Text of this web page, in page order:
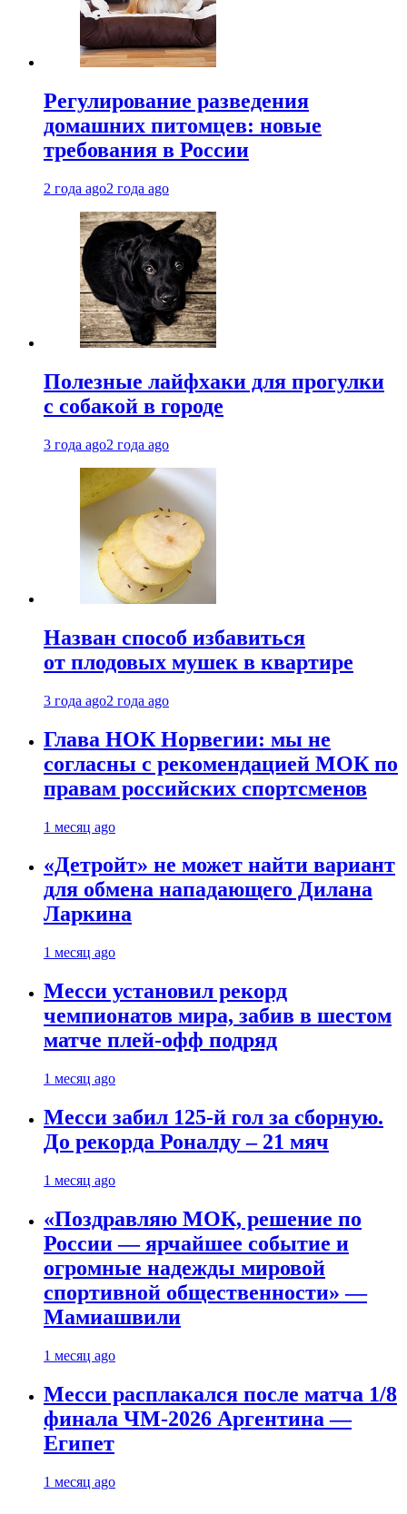
Регулирование разведения
домашних питомцев: новые
требования в России
2 года ago2 года ago
Полезные лайфхаки для прогулки
с собакой в городе
3 года ago2 года ago
Назван способ избавиться
от плодовых мушек в квартире
3 года ago2 года ago
Глава НОК Норвегии: мы не
согласны с рекомендацией МОК по
правам российских спортсменов
1 месяц ago
«Детройт» не может найти вариант
для обмена нападающего Дилана
Ларкина
1 месяц ago
Месси установил рекорд
чемпионатов мира, забив в шестом
матче плей‑офф подряд
1 месяц ago
Месси забил 125-й гол за сборную.
До рекорда Роналду – 21 мяч
1 месяц ago
«Поздравляю МОК, решение по
России — ярчайшее событие и
огромные надежды мировой
спортивной общественности» —
Мамиашвили
1 месяц ago
Месси расплакался после матча 1/8
финала ЧМ-2026 Аргентина —
Египет
1 месяц ago